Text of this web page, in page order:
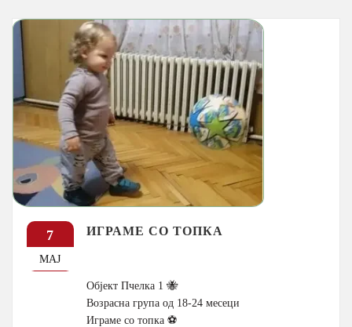
7
МАЈ
ИГРАМЕ СО ТОПКА
Објект Пчелка 1 🐝
Возрасна група од 18-24 месеци
Играме со топка ⚽